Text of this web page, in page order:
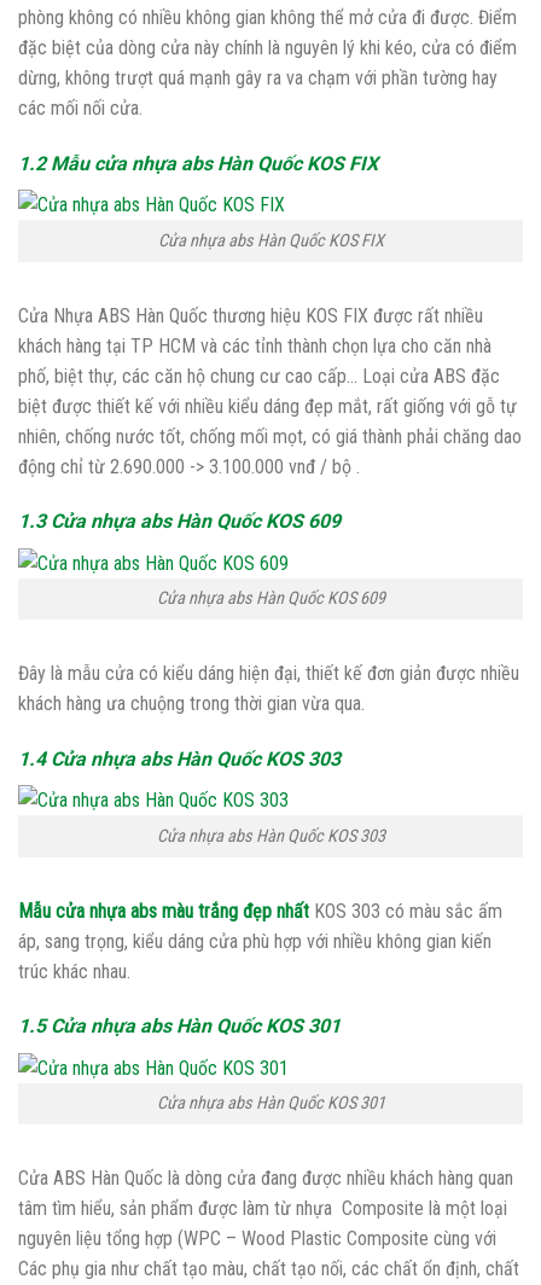
phòng không có nhiều không gian không thể mở cửa đi được. Điểm
đặc biệt của dòng cửa này chính là nguyên lý khi kéo, cửa có điểm
dừng, không trượt quá mạnh gây ra va chạm với phần tường hay
các mối nối cửa.
1.2 Mẫu cửa nhựa abs Hàn Quốc KOS FIX
Cửa nhựa abs Hàn Quốc KOS FIX
Cửa Nhựa ABS Hàn Quốc thương hiệu KOS FIX được rất nhiều
khách hàng tại TP HCM và các tỉnh thành chọn lựa cho căn nhà
phố, biệt thự, các căn hộ chung cư cao cấp… Loại cửa ABS đặc
biệt được thiết kế với nhiều kiểu dáng đẹp mắt, rất giống với gỗ tự
nhiên, chống nước tốt, chống mối mọt, có giá thành phải chăng dao
động chỉ từ 2.690.000 -> 3.100.000 vnđ / bộ .
1.3 Cửa nhựa abs Hàn Quốc KOS 609
Cửa nhựa abs Hàn Quốc KOS 609
Đây là mẫu cửa có kiểu dáng hiện đại, thiết kế đơn giản được nhiều
khách hàng ưa chuộng trong thời gian vừa qua.
1.4 Cửa nhựa abs Hàn Quốc KOS 303
Cửa nhựa abs Hàn Quốc KOS 303
Mẫu cửa nhựa abs màu trắng đẹp nhất KOS 303 có màu sắc ấm
áp, sang trọng, kiểu dáng cửa phù hợp với nhiều không gian kiến
trúc khác nhau.
1.5 Cửa nhựa abs Hàn Quốc KOS 301
Cửa nhựa abs Hàn Quốc KOS 301
Cửa ABS Hàn Quốc là dòng cửa đang được nhiều khách hàng quan
tâm tìm hiểu, sản phẩm được làm từ nhựa Composite là một loại
nguyên liệu tổng hợp (WPC – Wood Plastic Composite cùng với
Các phụ gia như chất tạo màu, chất tạo nối, các chất ổn định, chất